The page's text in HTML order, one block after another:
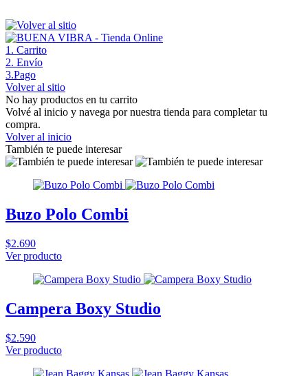
1 . Carrito
2. Envío
3.Pago
Volver al sitio
No hay productos en tu carrito
Volvé al inicio y navega por nuestra tienda para completar tu
compra.
Volver al inicio
También te puede interesar
Buzo Polo Combi
$2.690
Ver producto
Campera Boxy Studio
$2.590
Ver producto